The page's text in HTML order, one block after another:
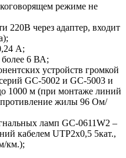
режиме не
220В через адаптер, входит
А;
более 6 ВА;
устройств громкой
GC-5002 и GC-5003 и
1000 м (при монтаже линий
жилы 96 Ом/
ламп GC-0611W2 –
кабелем UTP2х0,5 5кат.,
км.);